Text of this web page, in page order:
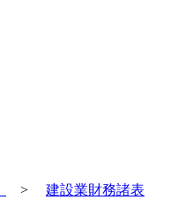
> 建設業財務諸表